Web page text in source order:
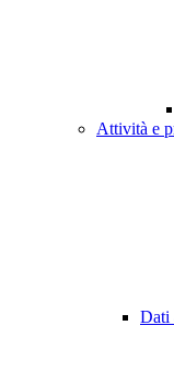
Attività e
Dati